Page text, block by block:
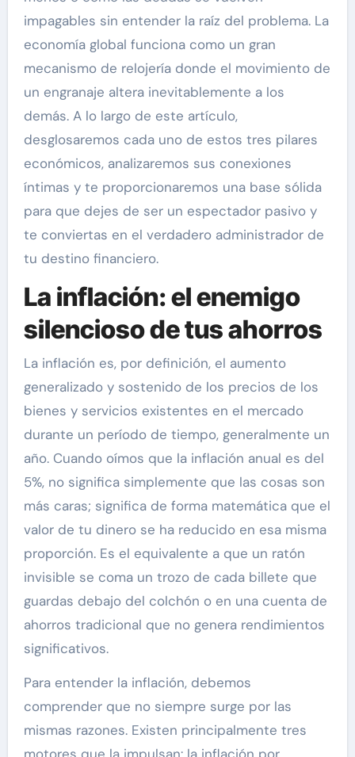
impagables sin entender la raíz del problema. La
economía global funciona como un gran
mecanismo de relojería donde el movimiento de
un engranaje altera inevitablemente a los
demás. A lo largo de este artículo,
desglosaremos cada uno de estos tres pilares
económicos, analizaremos sus conexiones
íntimas y te proporcionaremos una base sólida
para que dejes de ser un espectador pasivo y
te conviertas en el verdadero administrador de
tu destino financiero.
La inflación: el enemigo
silencioso de tus ahorros
La inflación es, por definición, el aumento
generalizado y sostenido de los precios de los
bienes y servicios existentes en el mercado
durante un período de tiempo, generalmente un
año. Cuando oímos que la inflación anual es del
5%, no significa simplemente que las cosas son
más caras; significa de forma matemática que el
valor de tu dinero se ha reducido en esa misma
proporción. Es el equivalente a que un ratón
invisible se coma un trozo de cada billete que
guardas debajo del colchón o en una cuenta de
ahorros tradicional que no genera rendimientos
significativos.
Para entender la inflación, debemos
comprender que no siempre surge por las
mismas razones. Existen principalmente tres